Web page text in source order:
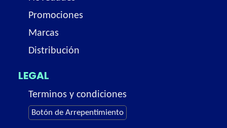
Promociones
Marcas
Distribución
LEGAL
Terminos y condiciones
Botón de Arrepentimiento